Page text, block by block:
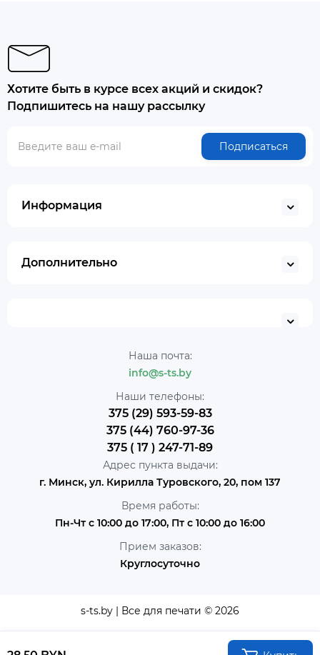
Хотите быть в курсе всех акций и скидок?
Подпишитесь на нашу рассылку
Подписаться
Информация
Дополнительно
Наша почта:
info@s-ts.by
Наши телефоны:
375 (29) 593-59-83
375 (44) 760-97-36
375 ( 17 ) 247-71-89
Адрес пункта выдачи:
г. Минск, ул. Кирилла Туровского, 20, пом 137
Время работы:
Пн-Чт с 10:00 до 17:00, Пт с 10:00 до 16:00
Прием заказов:
Круглосуточно
s-ts.by | Все для печати © 2026